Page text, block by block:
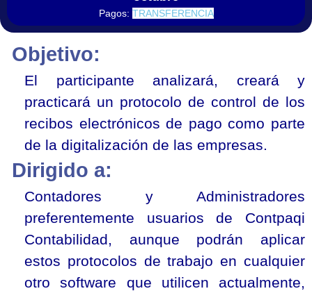
Pagos:
Objetivo:
El participante analizará, creará y
practicará un protocolo de control de los
recibos electrónicos de pago como parte
de la digitalización de las empresas.
Dirigido a:
Contadores y Administradores
preferentemente usuarios de Contpaqi
Contabilidad, aunque podrán aplicar
estos protocolos de trabajo en cualquier
otro software que utilicen actualmente,